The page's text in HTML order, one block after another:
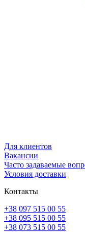
Для клиентов
Вакансии
Часто задаваемые
Условия доставки
Контакты
+38 097 515 00 55
+38 095 515 00 55
+38 073 515 00 55